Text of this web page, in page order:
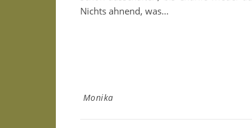
Nichts ahnend, was…
Monika